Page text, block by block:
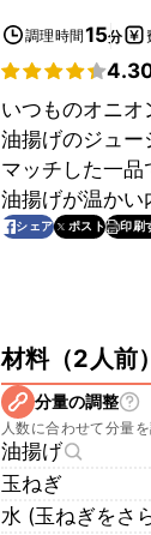
調理時間15分
いつものオニオ
油揚げのジュー
マッチした一品
油揚げが温かい
シェア ポスト 印刷
材料（2人前）
分量の調整
人数に合わせて分量
油揚げ
玉ねぎ
水 (玉ねぎをさ